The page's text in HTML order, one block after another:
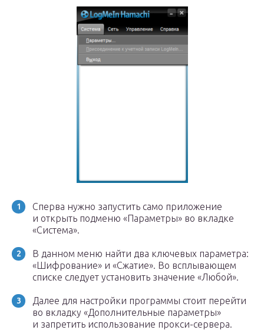
Сперва нужно запустить само приложение
и открыть подменю «Параметры» во вкладке
«Система».
В данном меню найти два ключевых параметра:
«Шифрование» и «Сжатие». Во всплывающем
списке следует установить значение «Любой».
Далее для настройки программы стоит перейти
во вкладку «Дополнительные параметры»
и запретить использование прокси-сервера.